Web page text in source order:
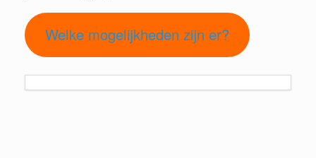
Welke mogelijkheden zijn er?